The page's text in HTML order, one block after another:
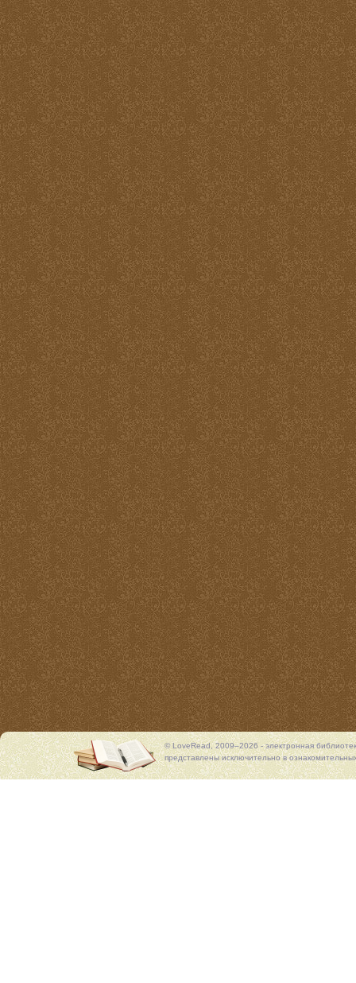
© LoveRead, 2009–2026 - электронная
представлены исключительно в